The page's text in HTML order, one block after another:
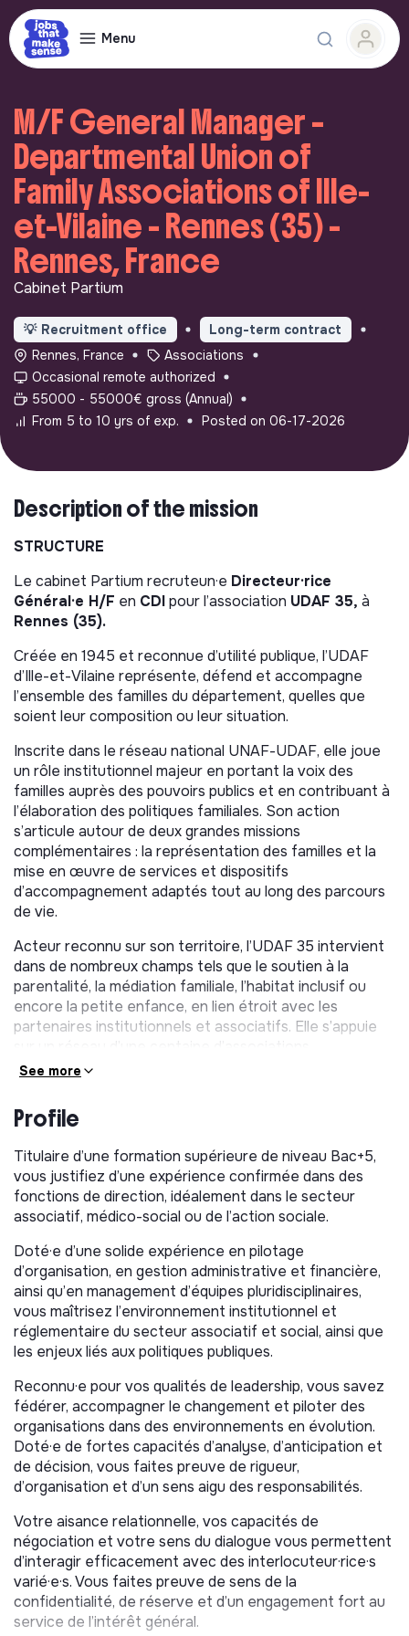
Menu
M/F General Manager –
Departmental Union of
Family Associations of Ille-
et-Vilaine - Rennes (35) -
Rennes, France
Cabinet Partium
💡 Recruitment office
Long-term contract
Rennes, France
Associations
Occasional remote authorized
55000 - 55000€ gross (Annual)
From 5 to 10 yrs of exp.
Posted on 06-17-2026
Description of the mission
STRUCTURE
Le cabinet Partium recruteun·e Directeur·rice
Général·e H/F en CDIpour l’association UDAF 35, à
Rennes (35).
Créée en 1945 et reconnue d’utilité publique, l’UDAF
d’Ille-et-Vilaine représente, défend et accompagne
l’ensemble des familles du département, quelles que
soient leur composition ou leur situation.
Inscrite dans le réseau national UNAF-UDAF, elle joue
un rôle institutionnel majeur en portant la voix des
familles auprès des pouvoirs publics et en contribuant à
l’élaboration des politiques familiales. Son action
s’articule autour de deux grandes missions
complémentaires : la représentation des familles et la
mise en œuvre de services et dispositifs
d’accompagnement adaptés tout au long des parcours
de vie.
Acteur reconnu sur son territoire, l’UDAF 35 intervient
dans de nombreux champs tels que le soutien à la
parentalité, la médiation familiale, l’habitat inclusif ou
encore la petite enfance, en lien étroit avec les
partenaires institutionnels et associatifs. Elle s’appuie
adhérentes, des représentants familiaux engagés dans
quarantaine de salariés mobilisés au service des
familles.
Dans le cadre de son projet associatif, l’UDAF 35
poursuit le développement de ses actions et renforce
son positionnement comme acteur clé des politiques
familiales sur le territoire.
MISSIONS
Rattaché·e au Président et en lien étroit avec le
Conseil d’Administration, le·la Directeur∙rice Général∙e
est responsable de la mise en œuvre du projet
associatif et du pilotage global de l’organisation. Il·elle
son action à la gouvernance.
Pilotage stratégique et vie associative
Contribuer à la définition du projet associatif et en
assurer la mise en œuvre opérationnelle ;
Générale, Conseil d’Administration, Bureau);
Mettre en œuvre les décisions prises par la
gouvernance ;
Participer à l’analyse des besoins du territoire et au
développement de nouveaux projets ;
See more
Profile
Titulaire d’une formation supérieure de niveau Bac+5,
vous justifiez d’une expérience confirmée dans des
fonctions de direction, idéalement dans le secteur
associatif, médico-social ou de l’action sociale.
Doté·e d’une solide expérience en pilotage
d’organisation, en gestion administrative et financière,
ainsi qu’en management d’équipes pluridisciplinaires,
vous maîtrisez l’environnement institutionnel et
réglementaire du secteur associatif et social, ainsi que
les enjeux liés aux politiques publiques.
Reconnu·e pour vos qualités de leadership, vous savez
fédérer, accompagner le changement et piloter des
organisations dans des environnements en évolution.
Doté·e de fortes capacités d’analyse, d’anticipation et
de décision, vous faites preuve de rigueur,
d’organisation et d’un sens aigu des responsabilités.
Votre aisance relationnelle, vos capacités de
négociation et votre sens du dialogue vous permettent
d’interagir efficacement avec des interlocuteur·rice·s
varié·e·s. Vous faites preuve de sens de la
confidentialité, de réserve et d’un engagement fort au
service de l’intérêt général.